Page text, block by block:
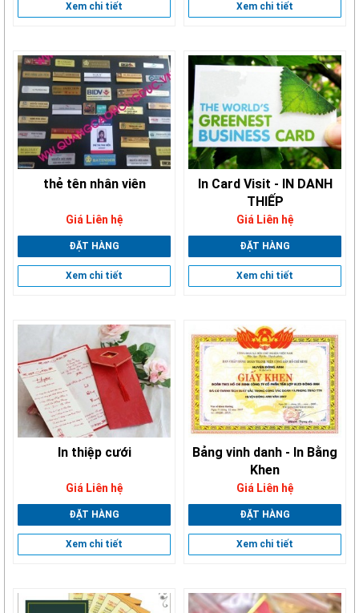
Xem chi tiết Xem chi tiết
thẻ tên nhân viên
Giá Liên hệ
ĐẶT HÀNG
Xem chi tiết
In Card Visit - IN DANH
THIẾP
Giá Liên hệ
ĐẶT HÀNG
Xem chi tiết
In thiệp cưới
Giá Liên hệ
ĐẶT HÀNG
Xem chi tiết
Bảng vinh danh - In Bằng
Khen
Giá Liên hệ
ĐẶT HÀNG
Xem chi tiết